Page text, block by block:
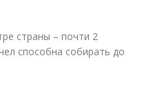
страны – почти 2
способна собирать до